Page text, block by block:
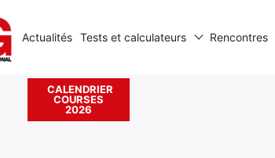
Actualités Tests et calculateurs Rencontres
CALENDRIER
COURSES
2026
Rechercher